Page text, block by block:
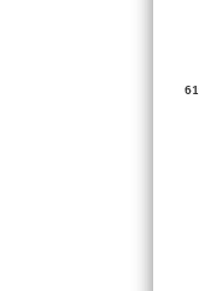
61